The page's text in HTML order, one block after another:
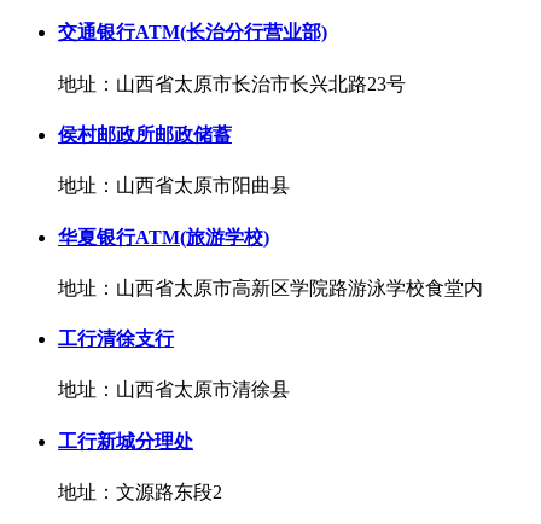
交通银行ATM(长治分行营业部)
地址：山西省太原市长治市长兴北路23号
侯村邮政所邮政储蓄
地址：山西省太原市阳曲县
华夏银行ATM(旅游学校)
地址：山西省太原市高新区学院路游泳学校食堂内
工行清徐支行
地址：山西省太原市清徐县
工行新城分理处
地址：文源路东段2